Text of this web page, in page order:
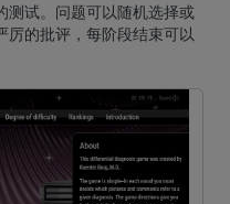
测试。问题可以随机选择或
厉的批评，每阶段结束可以